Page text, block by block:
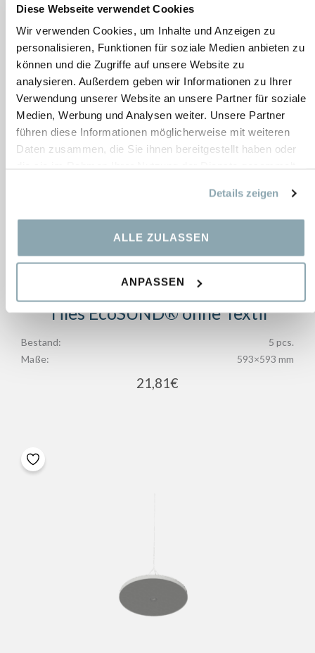
Diese Webseite verwendet Cookies
Wir verwenden Cookies, um Inhalte und Anzeigen zu
personalisieren, Funktionen für soziale Medien anbieten zu
können und die Zugriffe auf unsere Website zu
analysieren. Außerdem geben wir Informationen zu Ihrer
Verwendung unserer Website an unsere Partner für soziale
Medien, Werbung und Analysen weiter. Unsere Partner
führen diese Informationen möglicherweise mit weiteren
Daten zusammen, die Sie ihnen bereitgestellt haben oder
Details zeigen
ALLE ZULASSEN
ANPASSEN
234,04€
Tiles EcoSUND® ohne Textil
Bestand:
5 pcs.
Maße:
593×593 mm
21,81€